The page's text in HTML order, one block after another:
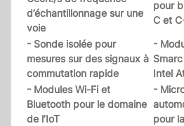
d’échantillonnage sur une
voie
pour
C et
- Sonde isolée pour
mesures sur des signaux à
commutation rapide
-
Intel
- Modules Wi-Fi et
Bluetooth pour le domaine
de l’IoT
-
pour